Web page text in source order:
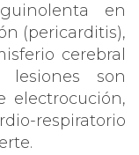
en
(pericarditis),
cerebral
lesiones son
electrocución,
respiratorio